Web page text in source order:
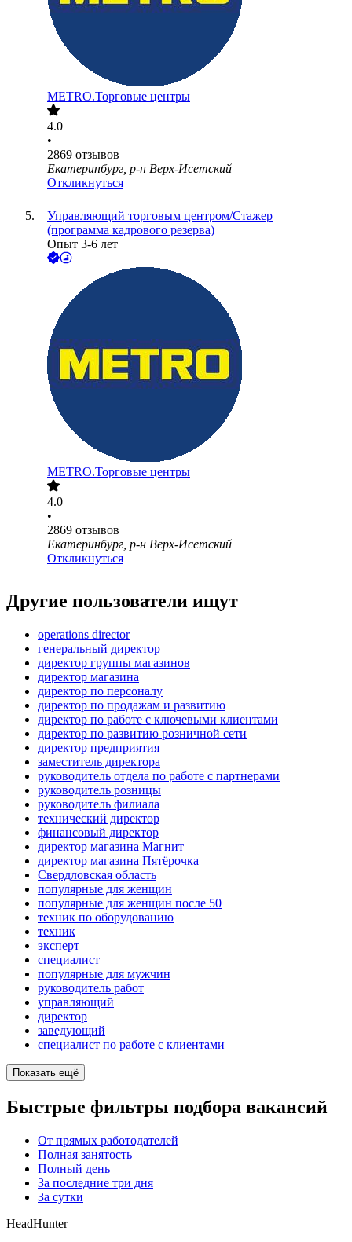
METRO.Торговые центры
4.0
•
2869 отзывов
Екатеринбург, р-н Верх-Исетский
Откликнуться
Управляющий торговым центром/Стажер
(программа кадрового резерва)
Опыт 3-6 лет
METRO.Торговые центры
4.0
•
2869 отзывов
Екатеринбург, р-н Верх-Исетский
Откликнуться
Другие пользователи ищут
operations director
генеральный директор
директор группы магазинов
директор магазина
директор по персоналу
директор по продажам и развитию
директор по работе с ключевыми клиентами
директор по развитию розничной сети
директор предприятия
заместитель директора
руководитель отдела по работе с партнерами
руководитель розницы
руководитель филиала
технический директор
финансовый директор
директор магазина Магнит
директор магазина Пятёрочка
Свердловская область
популярные для женщин
популярные для женщин после 50
техник по оборудованию
техник
эксперт
специалист
популярные для мужчин
руководитель работ
управляющий
директор
заведующий
специалист по работе с клиентами
Показать ещё
Быстрые фильтры подбора вакансий
От прямых работодателей
Полная занятость
Полный день
За последние три дня
За сутки
HeadHunter